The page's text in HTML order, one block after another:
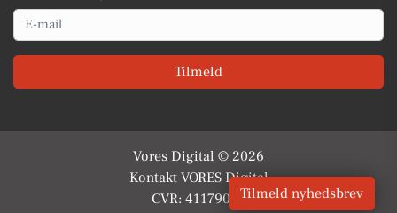
Email
Tilmeld
Vores Digital © 2026
Kontakt VORES Digital
CVR: 41179082Tilmeld nyhedsbrev